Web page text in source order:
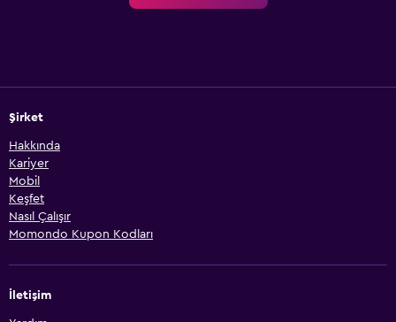
Şirket
Hakkında
Kariyer
Mobil
Keşfet
Nasıl Çalışır
Momondo Kupon Kodları
İletişim